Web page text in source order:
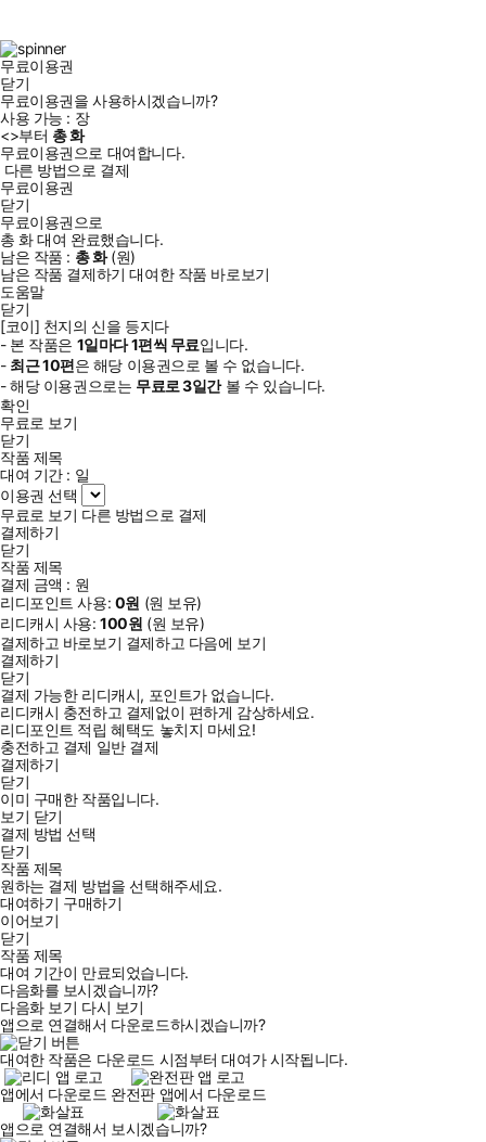
무료이용권
닫기
무료이용권을 사용하시겠습니까?
사용 가능 : 장
<>부터 총화
무료이용권으로 대여합니다.
다른 방법으로 결제
무료이용권
닫기
무료이용권으로
총화대여 완료했습니다.
남은 작품 : 총화(원)
남은 작품 결제하기 대여한 작품 바로보기
도움말
닫기
[코이] 천지의 신을 등지다
- 본 작품은 1일마다1편씩 무료입니다.
- 최근10편은 해당 이용권으로 볼 수 없습니다.
- 해당 이용권으로는 무료로3일간볼 수 있습니다.
확인
무료로 보기
닫기
작품 제목
대여 기간 : 일
이용권 선택
무료로 보기 다른 방법으로 결제
결제하기
닫기
작품 제목
결제 금액 : 원
리디포인트 사용: 0원 (원 보유)
리디캐시 사용:100원 (원 보유)
결제하고 바로보기 결제하고 다음에 보기
결제하기
닫기
결제 가능한 리디캐시, 포인트가 없습니다.
리디캐시 충전하고 결제없이 편하게 감상하세요.
리디포인트 적립 혜택도 놓치지 마세요!
충전하고 결제 일반 결제
결제하기
닫기
이미 구매한 작품입니다.
보기 닫기
결제 방법 선택
닫기
작품 제목
원하는 결제 방법을 선택해주세요.
대여하기 구매하기
이어보기
닫기
작품 제목
대여 기간이 만료되었습니다.
다음화를 보시겠습니까?
다음화 보기 다시 보기
앱으로 연결해서 다운로드하시겠습니까?
대여한 작품은 다운로드 시점부터 대여가 시작됩니다.
앱에서 다운로드 완전판 앱에서 다운로드
앱으로 연결해서 보시겠습니까?